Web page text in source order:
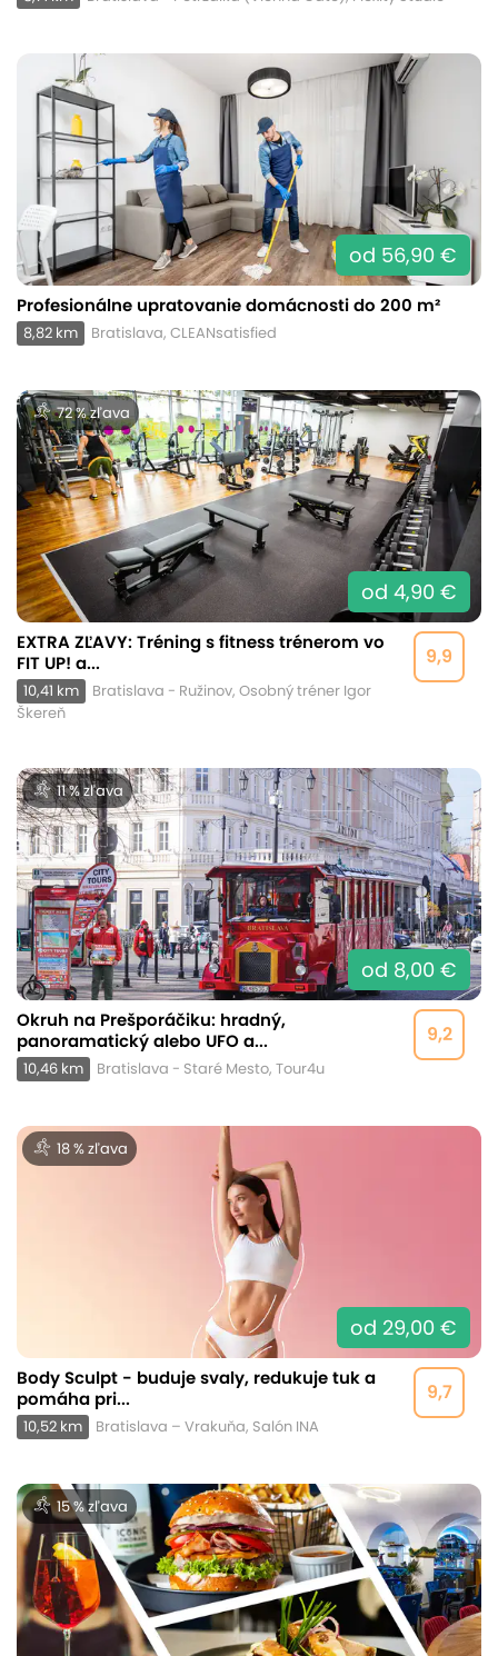
od 56,90 €
Profesionálne upratovanie domácnosti do 200 m²
8,82 km Bratislava, CLEANsatisfied
72 % zľava
od 4,90 €
9,9
EXTRA ZĽAVY: Tréning s fitness trénerom vo
FIT UP! a...
10,41 km
Bratislava - Ružinov, Osobný tréner Igor
Škereň
11 % zľava
od 8,00 €
9,2
Okruh na Prešporáčiku: hradný,
panoramatický alebo UFO a...
10,46 km Bratislava - Staré Mesto, Tour4u
18 % zľava
od 29,00 €
9,7
Body Sculpt - buduje svaly, redukuje tuk a
pomáha pri...
10,52 km Bratislava – Vrakuňa, Salón INA
15 % zľava